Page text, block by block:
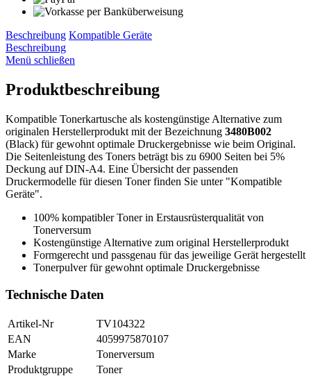
Beschreibung Kompatible Geräte
Beschreibung
Menü schließen
Produktbeschreibung
Kompatible Tonerkartusche als kostengünstige Alternative zum
originalen Herstellerprodukt mit der Bezeichnung 3480B002
(Black) für gewohnt optimale Druckergebnisse wie beim Original.
Die Seitenleistung des Toners beträgt bis zu 6900 Seiten bei 5%
Deckung auf DIN-A4. Eine Übersicht der passenden
Druckermodelle für diesen Toner finden Sie unter "Kompatible
Geräte".
100% kompatibler Toner in Erstausrüsterqualität von
Tonerversum
Kostengünstige Alternative zum original Herstellerprodukt
Formgerecht und passgenau für das jeweilige Gerät hergestellt
Tonerpulver für gewohnt optimale Druckergebnisse
Technische Daten
Artikel-Nr
TV104322
EAN
4059975870107
Marke
Tonerversum
Produktgruppe
Toner